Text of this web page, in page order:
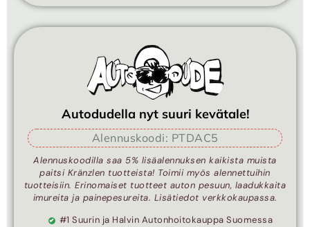
Autodudella nyt suuri kevätale!
Alennuskoodi: PTDAC5
Alennuskoodilla saa 5% lisäalennuksen kaikista muista
paitsi Kränzlen tuotteista! Toimii myös alennettuihin
tuotteisiin. Erinomaiset tuotteet auton pesuun, laadukkaita
imureita ja painepesureita. Lisätiedot verkkokaupassa.
#1 Suurin ja Halvin Autonhoitokauppa Suomessa